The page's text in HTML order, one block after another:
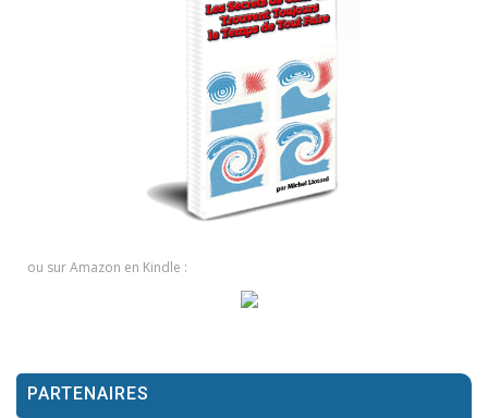
ou sur Amazon en Kindle :
PARTENAIRES